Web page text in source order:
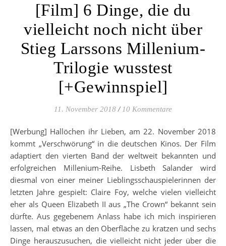
[Film] 6 Dinge, die du
vielleicht noch nicht über
Stieg Larssons Millenium-
Trilogie wusstest
[+Gewinnspiel]
11. November 2018 / 10 Kommentare
[Werbung] Hallöchen ihr Lieben, am 22. November 2018
kommt „Verschwörung“ in die deutschen Kinos. Der Film
adaptiert den vierten Band der weltweit bekannten und
erfolgreichen Millenium-Reihe. Lisbeth Salander wird
diesmal von einer meiner Lieblingsschauspielerinnen der
letzten Jahre gespielt: Claire Foy, welche vielen vielleicht
eher als Queen Elizabeth II aus „The Crown“ bekannt sein
dürfte. Aus gegebenem Anlass habe ich mich inspirieren
lassen, mal etwas an den Oberfläche zu kratzen und sechs
Dinge herauszusuchen, die vielleicht nicht jeder über die